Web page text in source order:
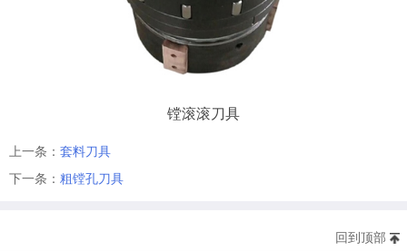
镗滚滚刀具
上一条： 套料刀具
下一条： 粗镗孔刀具
回到顶部